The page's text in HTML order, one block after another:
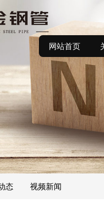
网站首页
态 视频新闻